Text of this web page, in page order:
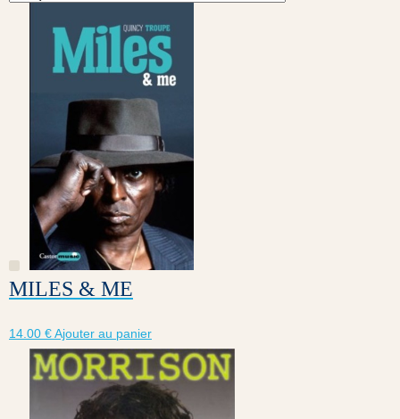
MILES & ME
14.00 €Ajouter au panier